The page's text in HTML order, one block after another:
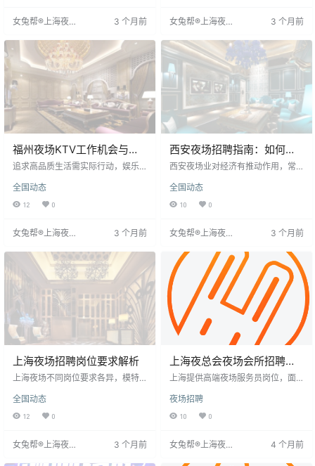
直接影响客人体验，注重细节展现
女兔帮®上海夜场
3 个月前
服务员和模特岗位热门，经验有助
也能获得机会。夜总会工作相对轻
松，薪资高，对学历经验包容，主
要要求长相身材好、性格开朗，
女兔帮®上海夜场
3 个月前
福州夜场KTV工作机会与职
业发展
追求高品质生活需实际行动，娱乐
者可在其中找到适合角色，如服务
员、模特等，实现经济与职业发
费提供住宿，无经验者亦可学习。
销饮品，以客户满意为目标，并发
挥创造力提升服务质量。
全国动态
12 0
女兔帮®上海夜场
3 个月前
西安夜场招聘指南：如何成
为高收入服务员
西安夜场业对经济有推动作用，常
原因希望进入，但缺乏经验。业内
人士建议，工作认同感和责任感是
选中上台，服务好顾客可获额外薪
特都至关重要。
全国动态
10 0
女兔帮®上海夜场
3 个月前
上海夜场招聘岗位要求解析
上海夜场不同岗位要求各异，模特
及职业素养；调酒师要求相对宽
松，需热爱饮酒并了解酒类；服务
员要求最低，工作轻松但薪酬较
适合的岗位，以提高应聘成功率。
全国动态
12 0
女兔帮®上海夜场
3 个月前
上海夜总会夜场会所招聘礼
仪酒水促销服务员
上海提供高端夜场服务员岗位，面
象端正者。工作时间为每晚七点半
至凌晨，薪资日结，15-25元起。要
求具备良好沟通、服务意识和应变
和订房任务，提供稳定收入和高端
夜场招聘
10 0
女兔帮®上海夜场
4 个月前